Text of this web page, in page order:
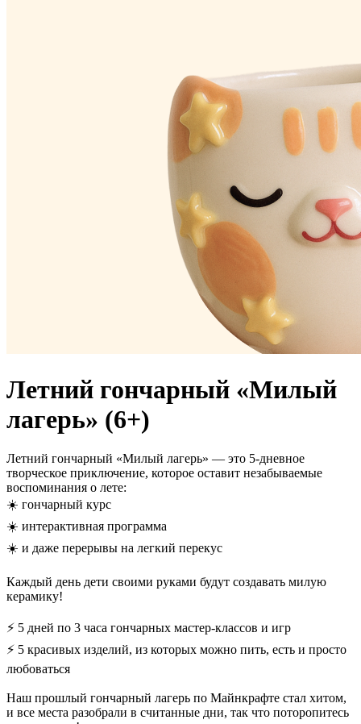
Летний гончарный «Милый
лагерь» (6+)
Летний гончарный «Милый лагерь» — это 5-дневное
творческое приключение, которое оставит незабываемые
воспоминания о лете:
☀️ гончарный курс
☀️ интерактивная программа
☀️ и даже перерывы на легкий перекус
Каждый день дети своими руками будут создавать милую
керамику!
⚡️ 5 дней по 3 часа гончарных мастер-классов и игр
⚡️ 5 красивых изделий, из которых можно пить, есть и просто
любоваться
Наш прошлый гончарный лагерь по Майнкрафте стал хитом,
и все места разобрали в считанные дни, так что поторопитесь